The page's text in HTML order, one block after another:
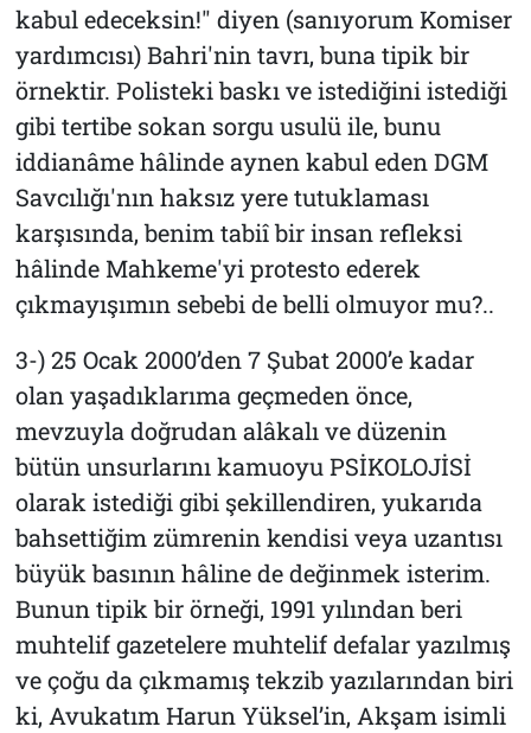
kabul edeceksin!" diyen (sanıyorum Komiser
yardımcısı) Bahri'nin tavrı, buna tipik bir
örnektir. Polisteki baskı ve istediğini istediği
gibi tertibe sokan sorgu usulü ile, bunu
iddianâme hâlinde aynen kabul eden DGM
Savcılığı'nın haksız yere tutuklaması
karşısında, benim tabiî bir insan refleksi
hâlinde Mahkeme'yi protesto ederek
çıkmayışımın sebebi de belli olmuyor mu?..
3-) 25 Ocak 2000’den 7 Şubat 2000’e kadar
olan yaşadıklarıma geçmeden önce,
mevzuyla doğrudan alâkalı ve düzenin
bütün unsurlarını kamuoyu PSİKOLOJİSİ
olarak istediği gibi şekillendiren, yukarıda
bahsettiğim zümrenin kendisi veya uzantısı
büyük basının hâline de değinmek isterim.
Bunun tipik bir örneği, 1991 yılından beri
muhtelif gazetelere muhtelif defalar yazılmış
ve çoğu da çıkmamış tekzib yazılarından biri
ki, Avukatım Harun Yüksel’in, Akşam isimli